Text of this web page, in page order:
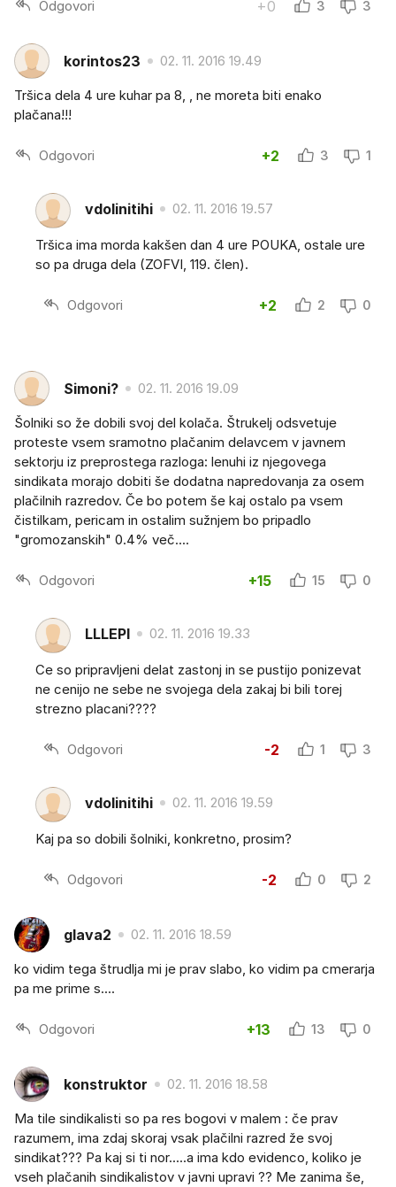
Odgovori +0 3 3
korintos23 02. 11. 2016 19.49
Tršica dela 4 ure kuhar pa 8, , ne moreta biti enako
plačana!!!
Odgovori +2 3 1
vdolinitihi 02. 11. 2016 19.57
Tršica ima morda kakšen dan 4 ure POUKA, ostale ure
so pa druga dela (ZOFVI, 119. člen).
Odgovori +2 2 0
Simoni? 02. 11. 2016 19.09
Šolniki so že dobili svoj del kolača. Štrukelj odsvetuje
proteste vsem sramotno plačanim delavcem v javnem
sektorju iz preprostega razloga: lenuhi iz njegovega
sindikata morajo dobiti še dodatna napredovanja za osem
plačilnih razredov. Če bo potem še kaj ostalo pa vsem
čistilkam, pericam in ostalim sužnjem bo pripadlo
"gromozanskih" 0.4% več....
Odgovori +15 15 0
LLLEPI 02. 11. 2016 19.33
Ce so pripravljeni delat zastonj in se pustijo ponizevat
ne cenijo ne sebe ne svojega dela zakaj bi bili torej
strezno placani????
Odgovori -2 1 3
vdolinitihi 02. 11. 2016 19.59
Kaj pa so dobili šolniki, konkretno, prosim?
Odgovori -2 0 2
glava2 02. 11. 2016 18.59
ko vidim tega štrudlja mi je prav slabo, ko vidim pa cmerarja
pa me prime s....
Odgovori +13 13 0
konstruktor 02. 11. 2016 18.58
Ma tile sindikalisti so pa res bogovi v malem : če prav
razumem, ima zdaj skoraj vsak plačilni razred že svoj
sindikat??? Pa kaj si ti nor.....a ima kdo evidenco, koliko je
vseh plačanih sindikalistov v javni upravi ?? Me zanima še,